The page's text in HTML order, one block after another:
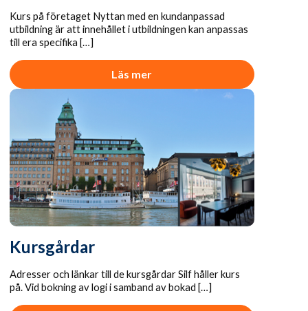
Kurs på företaget Nyttan med en kundanpassad
utbildning är att innehållet i utbildningen kan anpassas
till era specifika […]
Läs mer
Kursgårdar
Adresser och länkar till de kursgårdar Silf håller kurs
på. Vid bokning av logi i samband av bokad […]